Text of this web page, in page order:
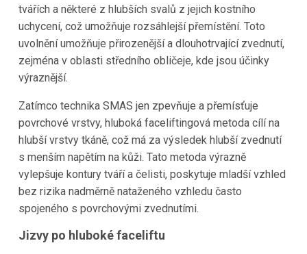
tvářích a některé z hlubších svalů z jejich kostního
uchycení, což umožňuje rozsáhlejší přemístění. Toto
uvolnění umožňuje přirozenější a dlouhotrvající zvednutí,
zejména v oblasti středního obličeje, kde jsou účinky
výraznější.
Zatímco technika SMAS jen zpevňuje a přemísťuje
povrchové vrstvy, hluboká faceliftingová metoda cílí na
hlubší vrstvy tkáně, což má za výsledek hlubší zvednutí
s menším napětím na kůži. Tato metoda výrazně
vylepšuje kontury tváří a čelisti, poskytuje mladší vzhled
bez rizika nadměrně nataženého vzhledu často
spojeného s povrchovými zvednutími.
Jizvy po hluboké faceliftu